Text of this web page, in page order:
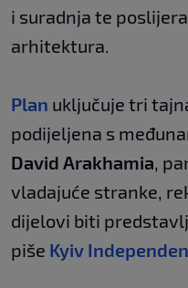
i suradnja te
arhitektura.
Plan uključuje tri
podijeljena s
David Arakhamia,
vladajuće stranke,
dijelovi biti
piše Kyiv